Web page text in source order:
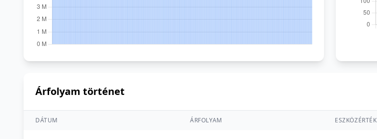
Árfolyam történet
DÁTUM ÁRFOLYAM ESZKÖZÉRTÉK